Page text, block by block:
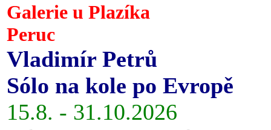
Galerie u Plazíka
Peruc
Vladimír Petrů
Sólo na kole po Evropě
15.8. - 31.10.2026